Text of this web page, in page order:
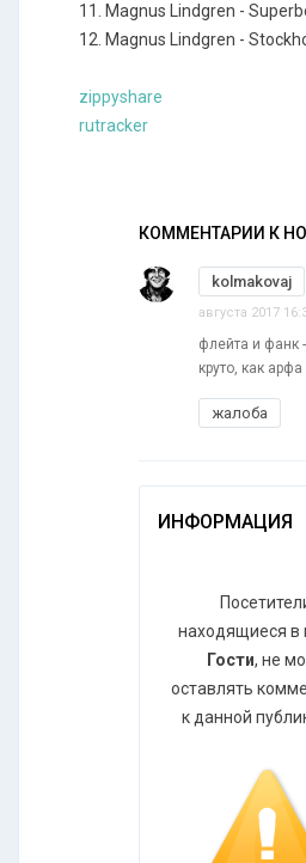
11. Magnus Lindgren -
12. Magnus Lindgren -
zippyshare
rutracker
КОММЕНТАРИИ К
kolmakovaj
августа 2017
флейта и фанк
круто, как
жалоба
ИНФОРМАЦИЯ
находящиеся в
Гости, не
оставлять
к данной